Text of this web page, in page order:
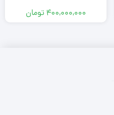
400,000,000 تومان